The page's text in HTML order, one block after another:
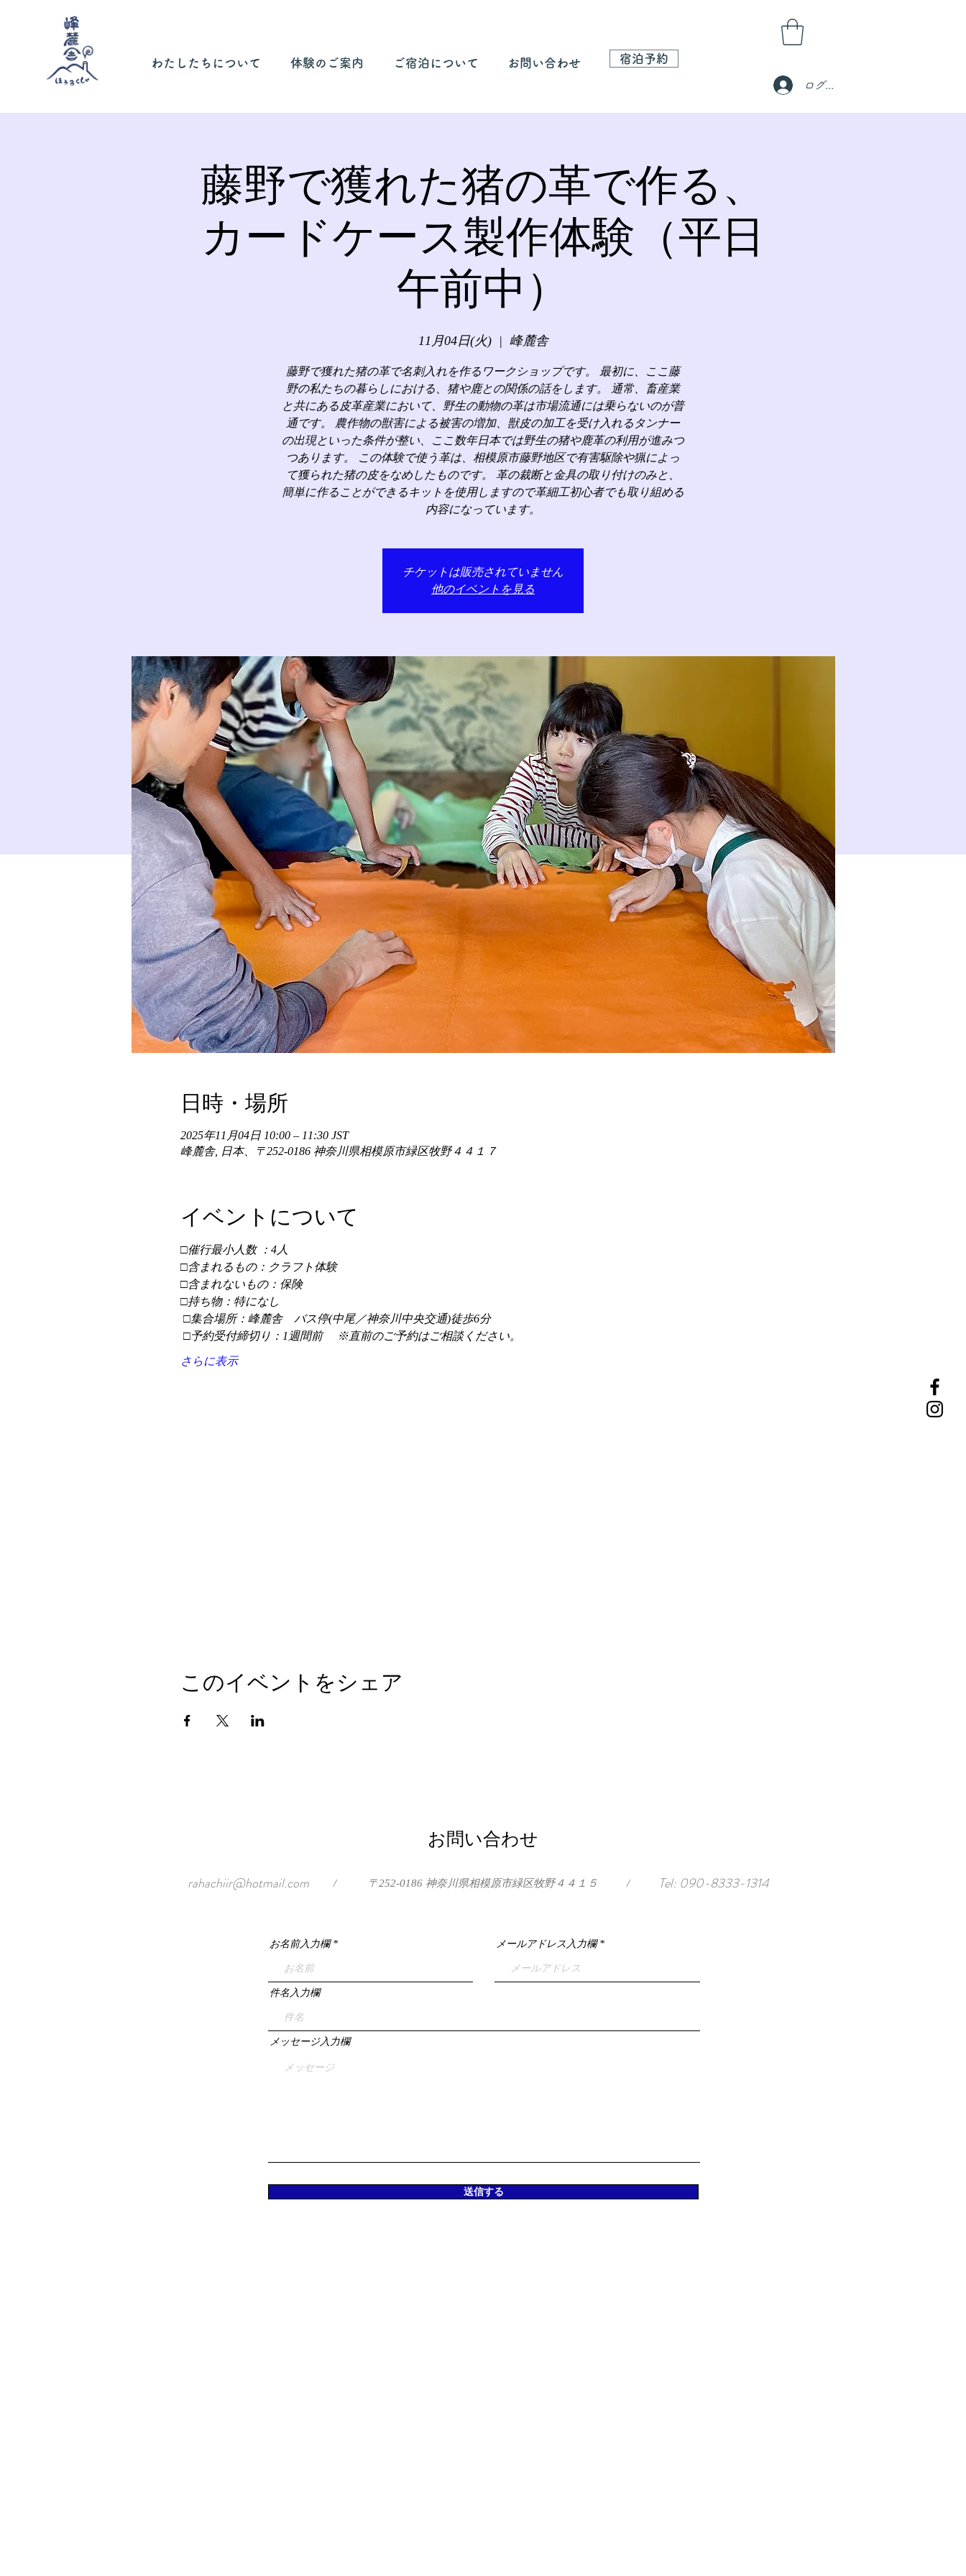
わたしたちについて 体験のご案内 ご宿泊について お問い合わせ 宿泊予約
ログイン
藤野で獲れた猪の革で作る、
カードケース製作体験（平日
午前中）
11月04日(火)
  |
峰麓舎
藤野で獲れた猪の革で名刺入れを作るワークショップです。 最初に、ここ藤
野の私たちの暮らしにおける、猪や鹿との関係の話をします。 通常、畜産業
と共にある皮革産業において、野生の動物の革は市場流通には乗らないのが普
通です。 農作物の獣害による被害の増加、獣皮の加工を受け入れるタンナー
の出現といった条件が整い、ここ数年日本では野生の猪や鹿革の利用が進みつ
つあります。 この体験で使う革は、相模原市藤野地区で有害駆除や猟によっ
て獲られた猪の皮をなめしたものです。 革の裁断と金具の取り付けのみと、
簡単に作ることができるキットを使用しますので革細工初心者でも取り組める
内容になっています。
チケットは販売されていません
他のイベントを見る
日時・場所
2025年11月04日 10:00 – 11:30 JST
峰麓舎, 日本、〒252-0186 神奈川県相模原市緑区牧野４４１７
イベントについて
□催行最小人数 ：4人
□含まれるもの：クラフト体験
□含まれないもの：保険
□持ち物：特になし
□集合場所：峰麓舎　バス停(中尾／神奈川中央交通)徒歩6分
□予約受付締切り：1週間前 　※直前のご予約はご相談ください。
さらに表示
このイベントをシェア
お問い合わせ
rahachiir@hotmail.com / 〒252-0186 神奈川県相模原市緑区牧野４４１５ / Tel: 090-8333-1314
お名前入力欄 メールアドレス入力欄
件名入力欄
メッセージ入力欄
送信する